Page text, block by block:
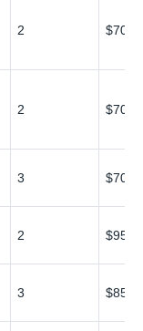
2 $70
2 $70
3 $70
2 $95
3 $85